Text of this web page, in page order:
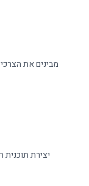
מבינים את
יצירת תוכנית